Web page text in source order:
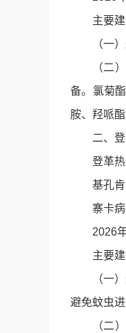
主要建
（一
（二
备。氯菊
胺、羟哌
二、
登革
基孔
寨卡
2026
主要建
（一
避免蚊虫进
（二